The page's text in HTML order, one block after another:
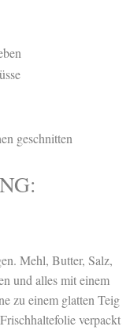
geschnitten
Mehl, Butter, Salz,
und alles mit einem
zu einem glatten Teig
verpackt